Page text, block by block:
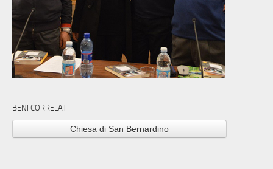
BENI CORRELATI
Chiesa di San Bernardino